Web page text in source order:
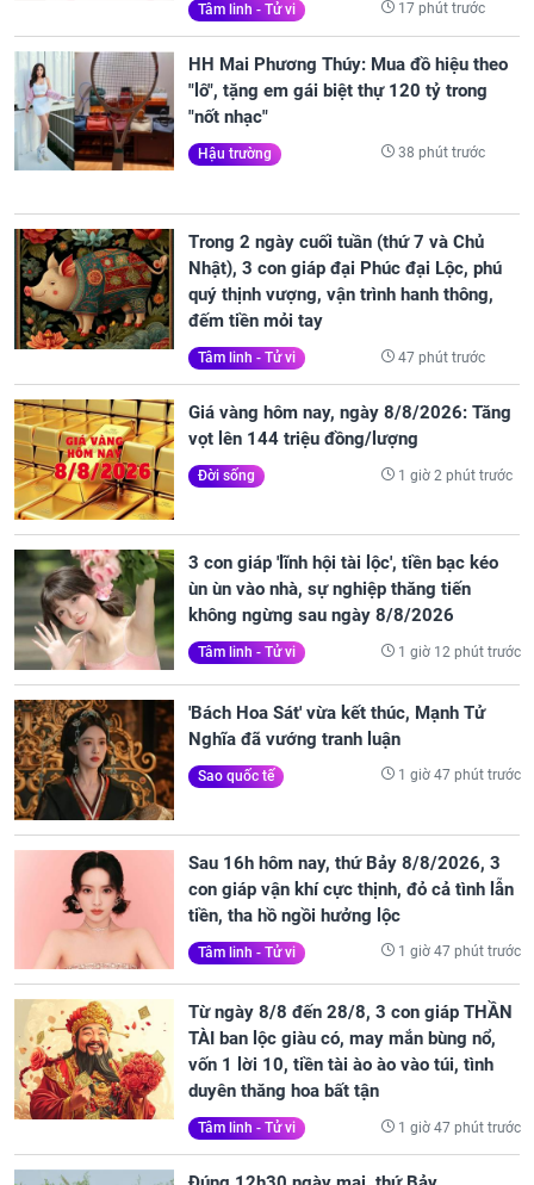
Tâm linh - Tử vi 17 phút trước
HH Mai Phương Thúy: Mua đồ hiệu theo
"lô", tặng em gái biệt thự 120 tỷ trong
"nốt nhạc"
Hậu trường 38 phút trước
Trong 2 ngày cuối tuần (thứ 7 và Chủ
Nhật), 3 con giáp đại Phúc đại Lộc, phú
quý thịnh vượng, vận trình hanh thông,
đếm tiền mỏi tay
Tâm linh - Tử vi 47 phút trước
Giá vàng hôm nay, ngày 8/8/2026: Tăng
vọt lên 144 triệu đồng/lượng
Đời sống 1 giờ 2 phút trước
3 con giáp 'lĩnh hội tài lộc', tiền bạc kéo
ùn ùn vào nhà, sự nghiệp thăng tiến
không ngừng sau ngày 8/8/2026
Tâm linh - Tử vi 1 giờ 12 phút trước
'Bách Hoa Sát' vừa kết thúc, Mạnh Tử
Nghĩa đã vướng tranh luận
Sao quốc tế 1 giờ 47 phút trước
Sau 16h hôm nay, thứ Bảy 8/8/2026, 3
con giáp vận khí cực thịnh, đỏ cả tình lẫn
tiền, tha hồ ngồi hưởng lộc
Tâm linh - Tử vi 1 giờ 47 phút trước
Từ ngày 8/8 đến 28/8, 3 con giáp THẦN
TÀI ban lộc giàu có, may mắn bùng nổ,
vốn 1 lời 10, tiền tài ào ào vào túi, tình
duyên thăng hoa bất tận
Tâm linh - Tử vi 1 giờ 47 phút trước